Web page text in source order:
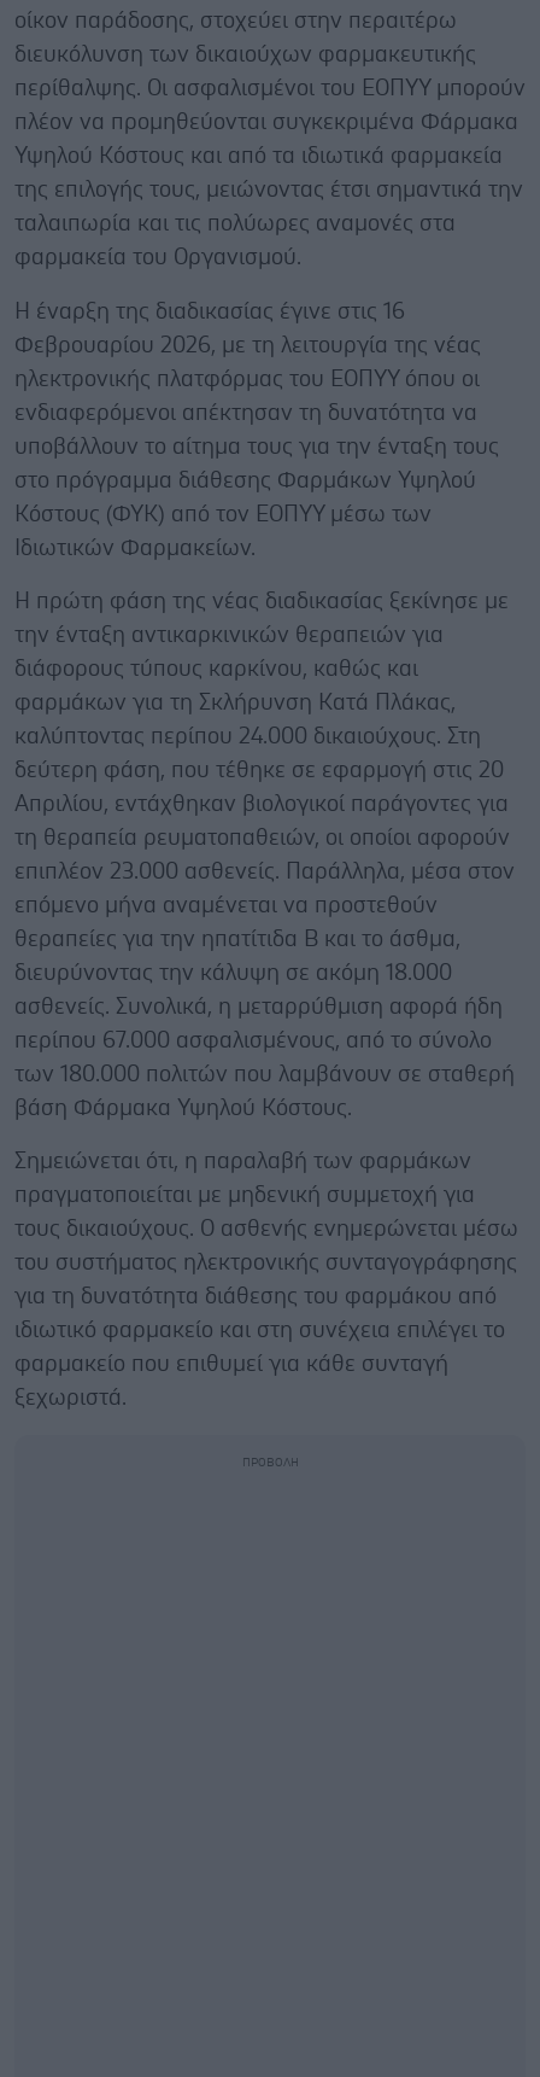
οίκον παράδοσης, στοχεύει στην περαιτέρω
διευκόλυνση των δικαιούχων φαρμακευτικής
περίθαλψης. Οι ασφαλισμένοι του ΕΟΠΥΥ μπορούν
πλέον να προμηθεύονται συγκεκριμένα Φάρμακα
Υψηλού Κόστους και από τα ιδιωτικά φαρμακεία
της επιλογής τους, μειώνοντας έτσι σημαντικά την
ταλαιπωρία και τις πολύωρες αναμονές στα
φαρμακεία του Οργανισμού.
Η έναρξη της διαδικασίας έγινε στις 16
Φεβρουαρίου 2026, με τη λειτουργία της νέας
ηλεκτρονικής πλατφόρμας του ΕΟΠΥΥ όπου οι
ενδιαφερόμενοι απέκτησαν τη δυνατότητα να
υποβάλλουν το αίτημα τους για την ένταξη τους
στο πρόγραμμα διάθεσης Φαρμάκων Υψηλού
Κόστους (ΦΥΚ) από τον ΕΟΠΥΥ μέσω των
Ιδιωτικών Φαρμακείων.
Η πρώτη φάση της νέας διαδικασίας ξεκίνησε με
την ένταξη αντικαρκινικών θεραπειών για
διάφορους τύπους καρκίνου, καθώς και
φαρμάκων για τη Σκλήρυνση Κατά Πλάκας,
καλύπτοντας περίπου 24.000 δικαιούχους. Στη
δεύτερη φάση, που τέθηκε σε εφαρμογή στις 20
Απριλίου, εντάχθηκαν βιολογικοί παράγοντες για
τη θεραπεία ρευματοπαθειών, οι οποίοι αφορούν
επιπλέον 23.000 ασθενείς. Παράλληλα, μέσα στον
επόμενο μήνα αναμένεται να προστεθούν
θεραπείες για την ηπατίτιδα Β και το άσθμα,
διευρύνοντας την κάλυψη σε ακόμη 18.000
ασθενείς. Συνολικά, η μεταρρύθμιση αφορά ήδη
περίπου 67.000 ασφαλισμένους, από το σύνολο
των 180.000 πολιτών που λαμβάνουν σε σταθερή
βάση Φάρμακα Υψηλού Κόστους.
Σημειώνεται ότι, η παραλαβή των φαρμάκων
πραγματοποιείται με μηδενική συμμετοχή για
τους δικαιούχους. Ο ασθενής ενημερώνεται μέσω
του συστήματος ηλεκτρονικής συνταγογράφησης
για τη δυνατότητα διάθεσης του φαρμάκου από
ιδιωτικό φαρμακείο και στη συνέχεια επιλέγει το
φαρμακείο που επιθυμεί για κάθε συνταγή
ξεχωριστά.